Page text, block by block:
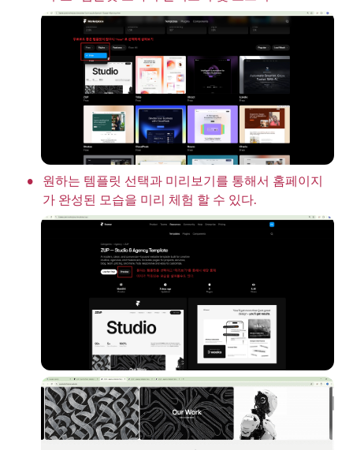
•
원하는 템플릿 선택과 미리보기를 통해서 홈페이지
가 완성된 모습을 미리 체험 할 수 있다.